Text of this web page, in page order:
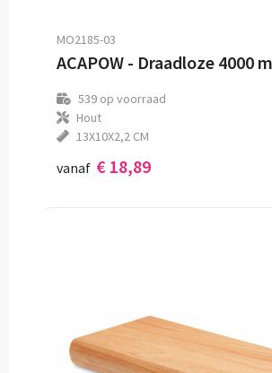
MO2185-03
539op voorraad
Hout
13X10X2,2 CM
vanaf € 18,89